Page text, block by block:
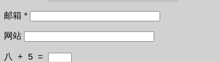
邮箱 *
网站
八 + 5 =